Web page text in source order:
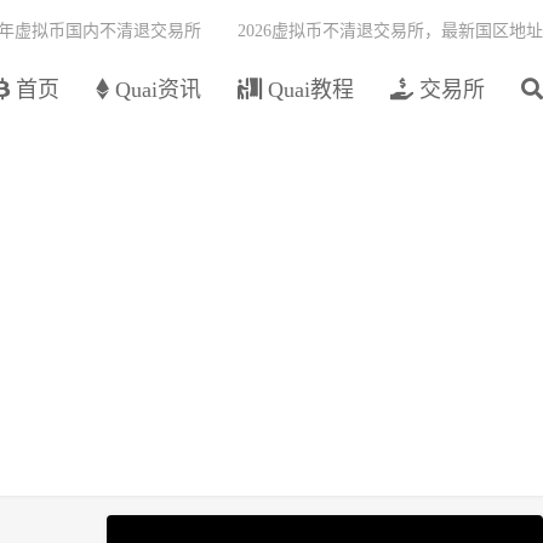
首页 Quai资讯 Quai教程 交易所
虚拟币国内不清退交易所 2026虚拟币不清退交易所，最新国区地址